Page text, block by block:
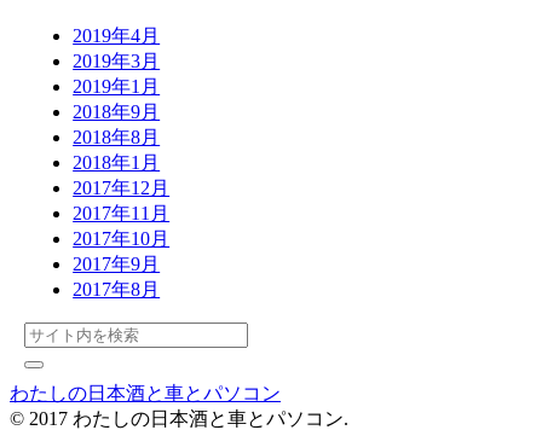
2019年4月
2019年3月
2019年1月
2018年9月
2018年8月
2018年1月
2017年12月
2017年11月
2017年10月
2017年9月
2017年8月
わたしの日本酒と車とパソコン
© 2017 わたしの日本酒と車とパソコン.